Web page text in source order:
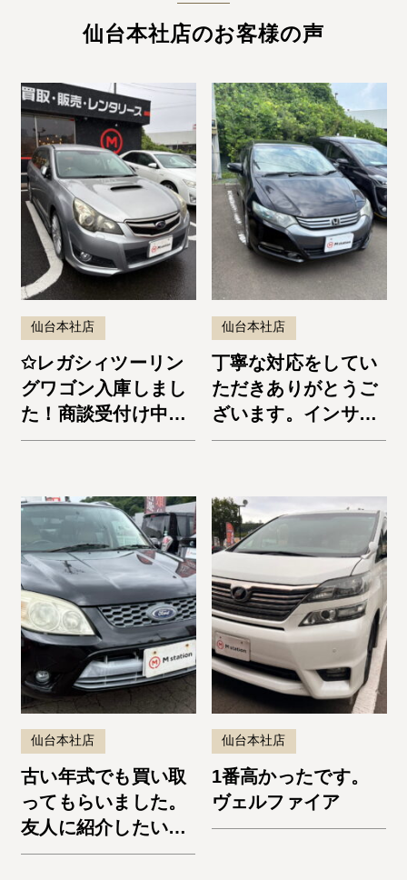
仙台本社店のお客様の声
仙台本社店
✩レガシィツーリン
グワゴン入庫しまし
た！商談受付け中で
す✩
仙台本社店
丁寧な対応をしてい
ただきありがとうご
ざいます。インサイ
ト
仙台本社店
古い年式でも買い取
ってもらいました。
友人に紹介したいと
思います。エスケー
仙台本社店
1番高かったです。
ヴェルファイア